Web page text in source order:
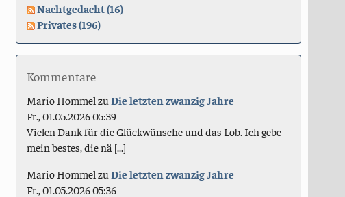
Nachtgedacht (16)
Privates (196)
Kommentare
Mario Hommel zuDie letzten zwanzig Jahre
Fr., 01.05.2026 05:39
Vielen Dank für die Glückwünsche und das Lob. Ich gebe
mein bestes, die nä [...]
Mario Hommel zuDie letzten zwanzig Jahre
Fr., 01.05.2026 05:36